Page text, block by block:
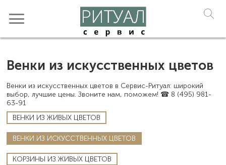
Венки из искусственных цветов
Венки из искусственных цветов в Сервис-Ритуал: широкий
выбор, лучшие цены. Звоните нам, поможем! ☎ 8 (495) 981-
63-91
ВЕНКИ ИЗ ЖИВЫХ ЦВЕТОВ
ВЕНКИ ИЗ ИСКУССТВЕННЫХ ЦВЕТОВ
КОРЗИНЫ ИЗ ЖИВЫХ ЦВЕТОВ